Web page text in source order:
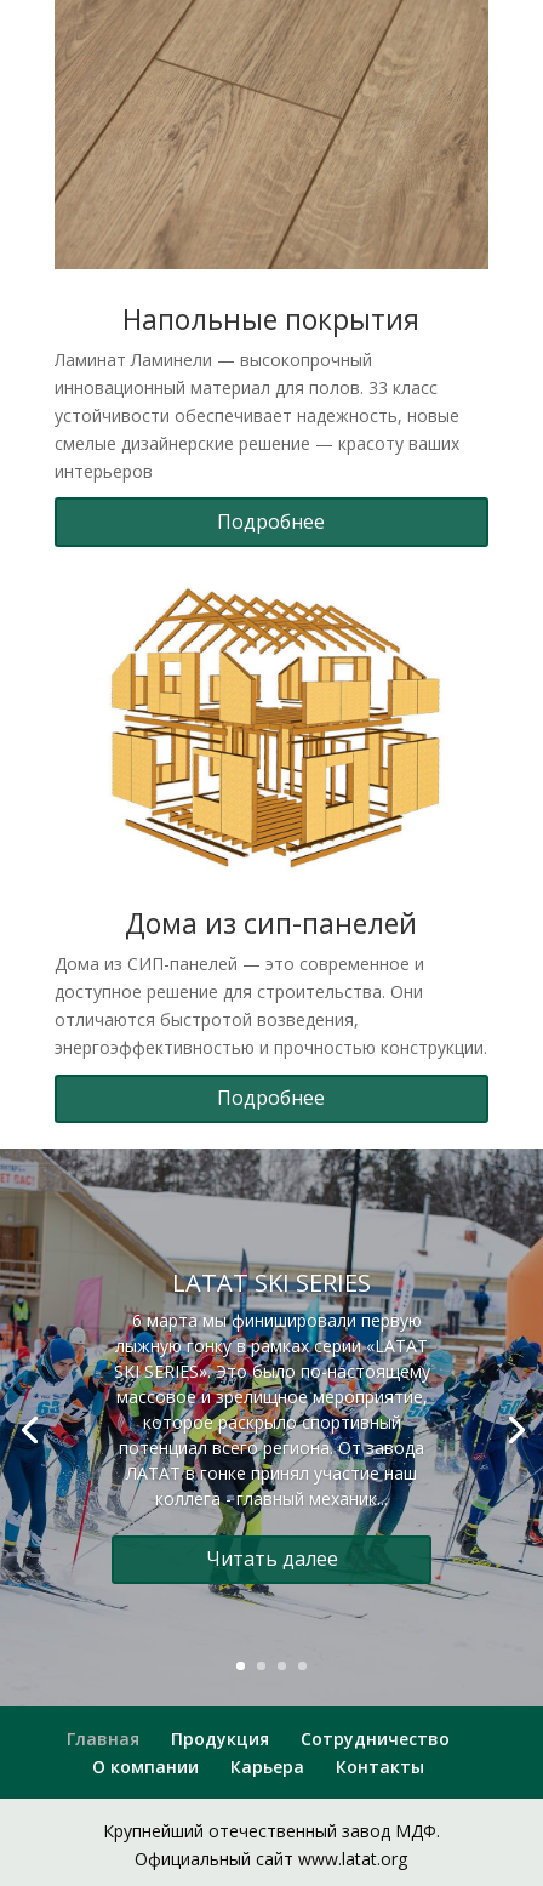
Напольные покрытия
Ламинат Ламинели — высокопрочный
инновационный материал для полов. 33 класс
устойчивости обеспечивает надежность, новые
смелые дизайнерские решение — красоту ваших
интерьеров
Подробнее
Дома из сип-панелей
Дома из СИП-панелей — это современное и
доступное решение для строительства. Они
отличаются быстротой возведения,
энергоэффективностью и прочностью конструкции.
Подробнее
LATAT SKI SERIES
6 марта мы финишировали первую
лыжную гонку в рамках серии «LATAT
SKI SERIES». Это было по-настоящему
массовое и зрелищное мероприятие,
которое раскрыло спортивный
потенциал всего региона. От завода
ЛАТАТ в гонке принял участие наш
коллега - главный механик...
Читать далее
Главная Продукция
Сотрудничество
О компании
Карьера Контакты
Крупнейший отечественный завод МДФ.
Официальный сайт www.latat.org